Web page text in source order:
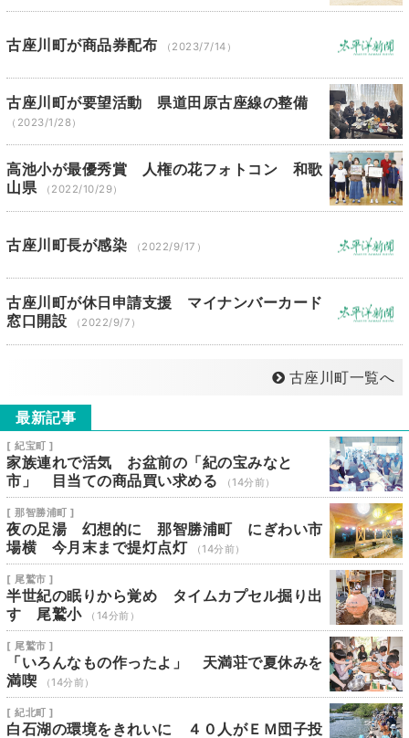
古座川町が商品券配布 （2023/7/14）
古座川町が要望活動 県道田原古座線の整備
（2023/1/28）
高池小が最優秀賞 人権の花フォトコン 和歌
山県
（2022/10/29）
古座川町長が感染 （2022/9/17）
古座川町が休日申請支援 マイナンバーカード
窓口開設
（2022/9/7）
古座川町一覧へ
最新記事
[ 紀宝町 ]
家族連れで活気 お盆前の「紀の宝みなと
市」 目当ての商品買い求める
（14分前）
[ 那智勝浦町 ]
夜の足湯 幻想的に 那智勝浦町 にぎわい市
場横 今月末まで提灯点灯
（14分前）
[ 尾鷲市 ]
半世紀の眠りから覚め タイムカプセル掘り出
す 尾鷲小
（14分前）
[ 尾鷲市 ]
「いろんなもの作ったよ」 天満荘で夏休みを
満喫
（14分前）
[ 紀北町 ]
白石湖の環境をきれいに ４０人がＥＭ団子投